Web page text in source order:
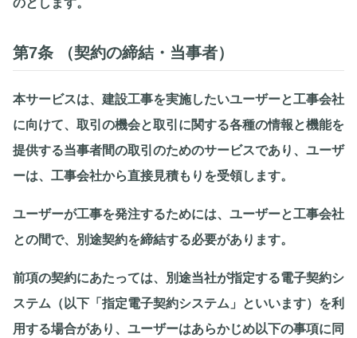
のとします。
第7条 （契約の締結・当事者）
本サービスは、建設工事を実施したいユーザーと工事会社
に向けて、取引の機会と取引に関する各種の情報と機能を
提供する当事者間の取引のためのサービスであり、ユーザ
ーは、工事会社から直接見積もりを受領します。
ユーザーが工事を発注するためには、ユーザーと工事会社
との間で、別途契約を締結する必要があります。
前項の契約にあたっては、別途当社が指定する電子契約シ
ステム（以下「指定電子契約システム」といいます）を利
用する場合があり、ユーザーはあらかじめ以下の事項に同